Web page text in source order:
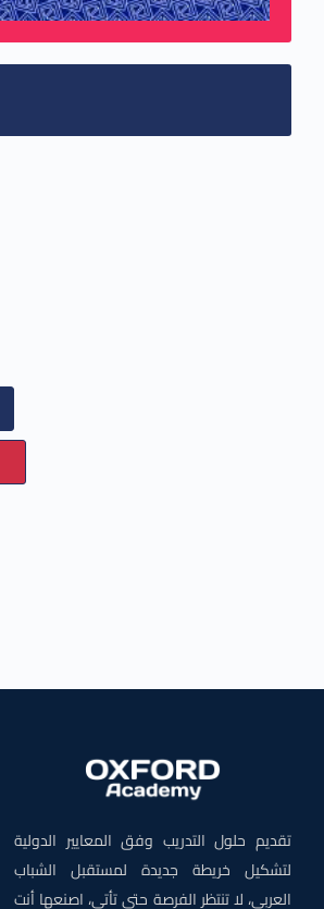
تقديم حلول التدريب وفق المعايير الدولية
لتشكيل خريطة جديدة لمستقبل الشباب
العربي، لا تنتظر الفرصة حتى تأتي، اصنعها أنت